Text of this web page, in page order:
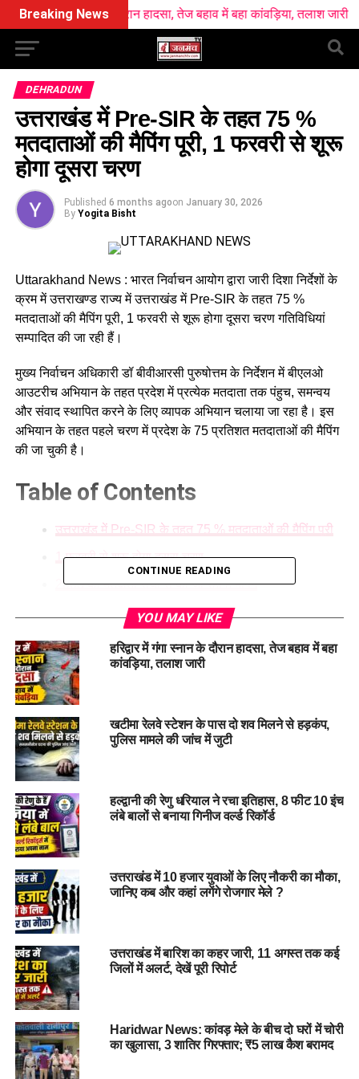
Breaking News
के दौरान हादसा, तेज बहाव में बहा कांवड़िया, तलाश जारी खटीमा रेलवे
DEHRADUN
उत्तराखंड में Pre-SIR के तहत 75 %
मतदाताओं की मैपिंग पूरी, 1 फरवरी से शूरू
होगा दूसरा चरण
Published 6 months agoon January 30, 2026
By Yogita Bisht
Uttarakhand News : भारत निर्वाचन आयोग द्वारा जारी दिशा निर्देशों के
क्रम में उत्तराखण्ड राज्य में उत्तराखंड में Pre-SIR के तहत 75 %
मतदाताओं की मैपिंग पूरी, 1 फरवरी से शूरू होगा दूसरा चरण गतिविधियां
सम्पादित की जा रही हैं।
मुख्य निर्वाचन अधिकारी डॉ बीवीआरसी पुरुषोत्तम के निर्देशन में बीएलओ
आउटरीच अभियान के तहत प्रदेश में प्रत्येक मतदाता तक पंहुच, समन्वय
और संवाद स्थापित करने के लिए व्यापक अभियान चलाया जा रहा है। इस
अभियान के तहत पहले चरण में प्रदेश के 75 प्रतिशत मतदाताओं की मैपिंग
की जा चुकी है।
Table of Contents
उत्तराखंड में Pre-SIR के तहत 75 % मतदाताओं की मैपिंग पूरी
1 फरवरी से शूरू होगा दूसरा चरण
2003 की मतदाता सूची से की जा रही है मैपिंग
राष्ट्रीय राजनैतिक दलों से बीएल नियुक्त करने की अपील
उत्तराखंड में Pre-SIR के तहत 75 %
मतदाताओं की मैपिंग पूरी
उत्तराखंड मेंप्री एसआईआर
के तहत 75 % मतदाताओं की मैपिंग पूरी हो गई
है। अपर मुख्य निर्वाचन अधिकारी डॉ विजय कुमार जोगदंडे ने बताया कि
प्रदेश में सभी 70 विधानसभा क्षेत्रों में बीलएओ, ईआरओ सहित पूरी इलेक्शन
मशीनरी ने बेहद उत्साहपूर्वक तरीके से 75 प्रतिशत मतदाताओं की मैपिंग की
है।
1 फरवरी से शूरू होगा दूसरा चरण
अपर मुख्य निर्वाचन अधिकारी ने बताया कि बीएलओ आउटरीच अभियान के
दूसरे चरण की शुरुआत एक फरवरी से की जा रही है। इस अभियान में प्रदेश
के युवा और महिला मतदाताओं पर विशेष फोकस रहेगा। आउटरीच अभियान
के दूसरे चरण को 15 फरवरी 2026 तक सम्पादित किया जाएगा।
CONTINUE READING
YOU MAY LIKE
हरिद्वार में गंगा स्नान के दौरान हादसा, तेज बहाव में बहा
कांवड़िया, तलाश जारी
खटीमा रेलवे स्टेशन के पास दो शव मिलने से हड़कंप,
पुलिस मामले की जांच में जुटी
हल्द्वानी की रेणु धरियाल ने रचा इतिहास, 8 फीट 10 इंच
लंबे बालों से बनाया गिनीज वर्ल्ड रिकॉर्ड
उत्तराखंड में 10 हजार युवाओं के लिए नौकरी का मौका,
जानिए कब और कहां लगेंगे रोजगार मेले ?
उत्तराखंड में बारिश का कहर जारी, 11 अगस्त तक कई
जिलों में अलर्ट, देखें पूरी रिपोर्ट
Haridwar News: कांवड़ मेले के बीच दो घरों में चोरी
का खुलासा, 3 शातिर गिरफ्तार; ₹5 लाख कैश बरामद